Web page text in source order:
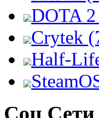
DOTA
Crytek
Half-
Соц Сети